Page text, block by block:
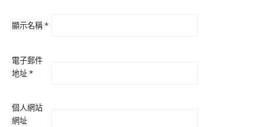
顯示名稱*
電子郵件
地址*
個人網站
網址